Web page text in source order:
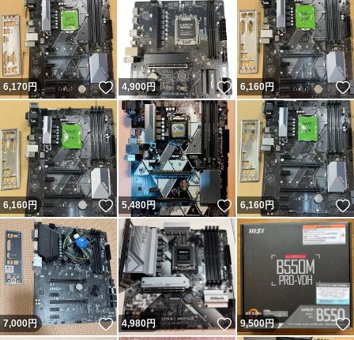
6,170円 いいね！
4,900円 いいね！
6,160円
6,160円 いいね！
5,480円 いいね！
6,160円
7,000円 いいね！
4,980円 いいね！
9,500円